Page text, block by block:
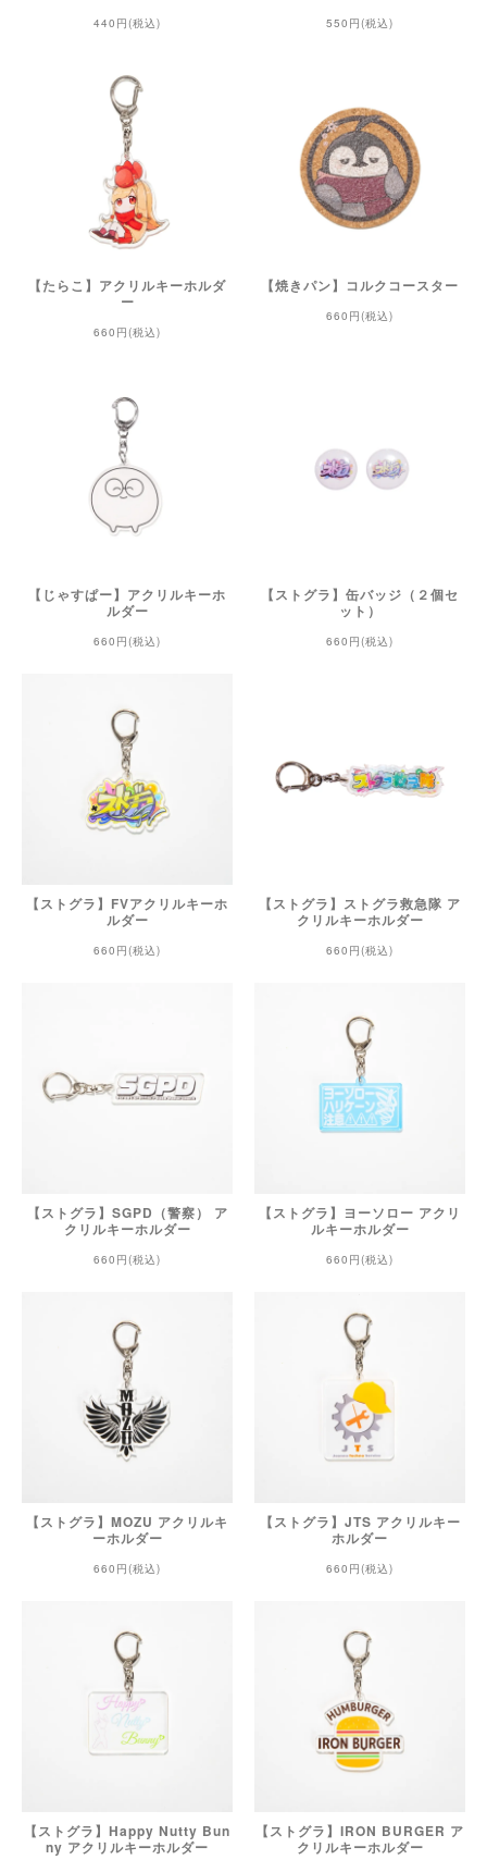
440円(税込) 550円(税込)
【たらこ】アクリルキーホルダ
ー
660円(税込)
【焼きパン】コルクコースター
660円(税込)
【じゃすぱー】アクリルキーホ
ルダー
660円(税込)
【ストグラ】缶バッジ（２個セ
ット）
660円(税込)
【ストグラ】FVアクリルキーホ
ルダー
660円(税込)
【ストグラ】ストグラ救急隊 ア
クリルキーホルダー
660円(税込)
【ストグラ】SGPD（警察） ア
クリルキーホルダー
660円(税込)
【ストグラ】ヨーソロー アクリ
ルキーホルダー
660円(税込)
【ストグラ】MOZU アクリルキ
ーホルダー
660円(税込)
【ストグラ】JTS アクリルキー
ホルダー
660円(税込)
【ストグラ】Happy Nutty Bun
ny アクリルキーホルダー
【ストグラ】IRON BURGER ア
クリルキーホルダー